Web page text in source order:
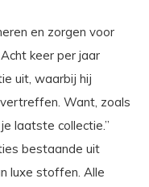
en zorgen voor
keer per jaar
uit, waarbij hij
Want, zoals
laatste collectie.”
bestaande uit
luxe stoffen. Alle